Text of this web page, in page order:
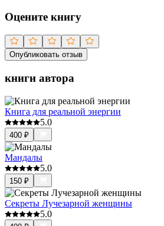
Оцените книгу
Опубликовать отзыв
книги автора
Книга для реальной энергии
5.0
400 ₽
Мандалы
5.0
150 ₽
Секреты Лучезарной женщины
5.0